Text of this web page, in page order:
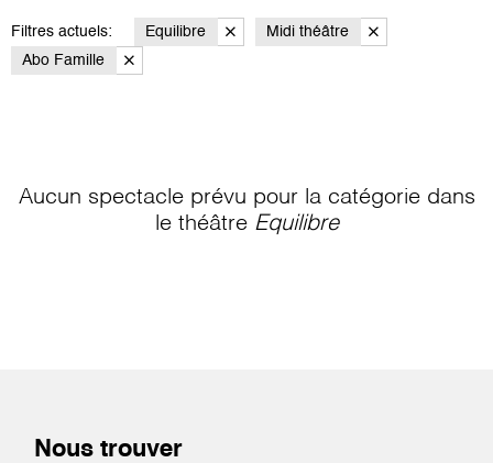
Filtres actuels: Equilibre
Midi théâtre
Abo Famille
Aucun spectacle prévu pour la catégorie dans
le théâtre Equilibre
Nous trouver